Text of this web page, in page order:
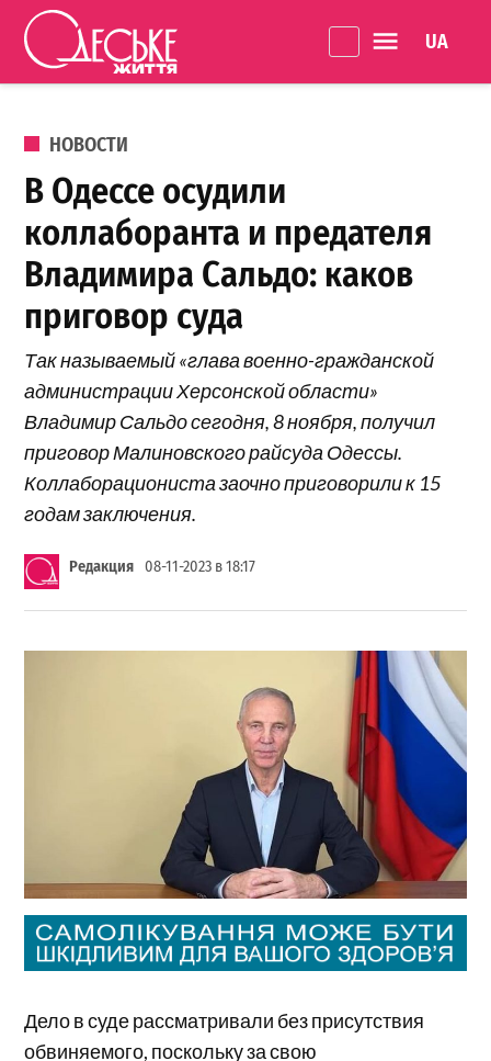
Перейти к содержанию
життя
ОПУБЛИКОВАНО В
НОВОСТИ
В Одессе осудили
коллаборанта и предателя
Владимира Сальдо: каков
приговор суда
Так называемый «глава военно-гражданской
администрации Херсонской области»
Владимир Сальдо сегодня, 8 ноября, получил
приговор Малиновского райсуда Одессы.
Коллаборациониста заочно приговорили к 15
годам заключения.
Редакция 08-11-2023 в 18:17
Дело в суде рассматривали без присутствия
обвиняемого, поскольку за свою